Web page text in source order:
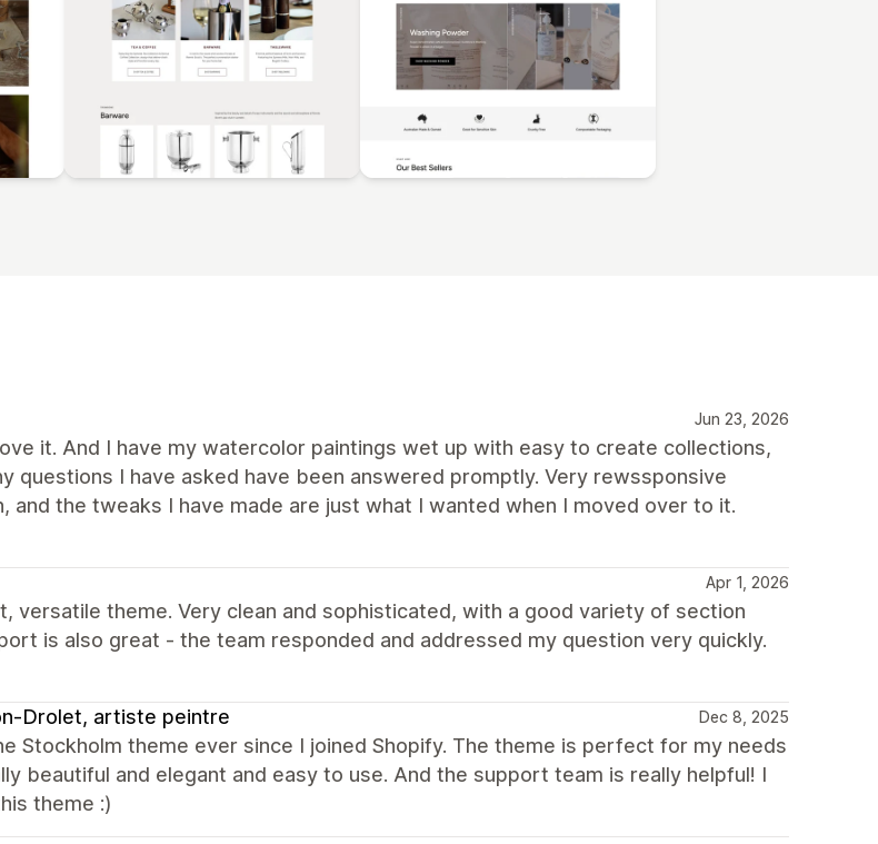
Jun 23, 2026
it. And I have my watercolor paintings wet up with easy to create collections,
questions I have asked have been answered promptly. Very rewssponsive
and the tweaks I have made are just what I wanted when I moved over to it.
Apr 1, 2026
versatile theme. Very clean and sophisticated, with a good variety of section
is also great - the team responded and addressed my question very quickly.
Drolet, artiste peintre Dec 8, 2025
Stockholm theme ever since I joined Shopify. The theme is perfect for my needs
beautiful and elegant and easy to use. And the support team is really helpful! I
theme :)